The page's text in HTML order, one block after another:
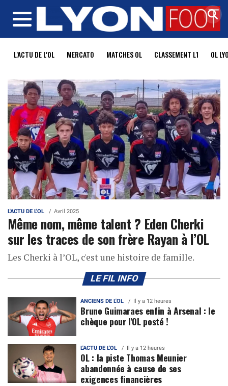
MENU
L'ACTU DE L'OL MERCATO MATCHES OL CLASSEMENT L1 OL
L'ACTU DE L'OL Avril 2025
Même nom, même talent ? Eden Cherki
sur les traces de son frère Rayan à l’OL
Les Cherki à l’OL, c'est une histoire de famille.
LE FIL INFO
ANCIENS DE L'OL Il y a 12 heures
Bruno Guimaraes enfin à Arsenal : le
chèque pour l'OL posté !
L'ACTU DE L'OL Il y a 12 heures
OL : la piste Thomas Meunier
abandonnée à cause de ses
exigences financières